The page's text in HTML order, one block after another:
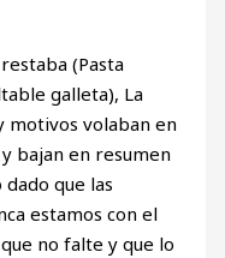
(Pasta
galleta), La
motivos volaban en
bajan en resumen
que las
estamos con el
no falte y que lo